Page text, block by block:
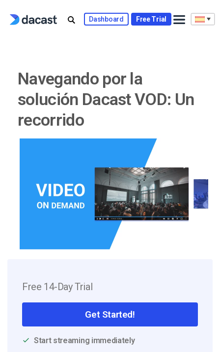
Dashboard Free Trial
Navegando por la
solución Dacast VOD: Un
recorrido
Free 14-Day Trial
Get Started!
Start streaming immediately